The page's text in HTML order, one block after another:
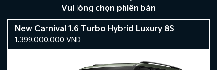
Vui lòng chọn phiên bản
New Carnival 1.6 Turbo Hybrid Luxury 8S
1.399.000.000 VND